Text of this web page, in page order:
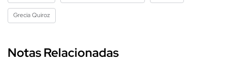
Grecia Quiroz
Notas Relacionadas